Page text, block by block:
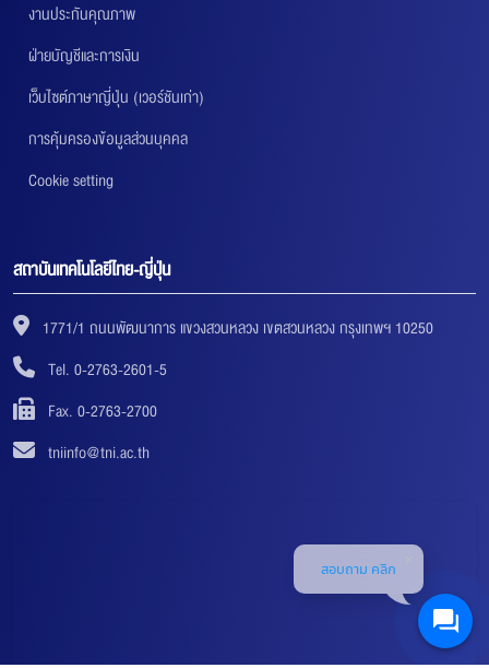
งานประกันคุณภาพ
ฝ่ายบัญชีและการเงิน
เว็บไซต์ภาษาญี่ปุ่น (เวอร์ชันเก่า)
การคุ้มครองข้อมูลส่วนบุคคล
Cookie setting
สถาบันเทคโนโลยีไทย-ญี่ปุ่น
1771/1 ถนนพัฒนาการ แขวงสวนหลวง เขตสวนหลวง กรุงเทพฯ 10250
Tel. 0-2763-2601-5
Fax. 0-2763-2700
tniinfo@tni.ac.th
สอบถาม คลิก